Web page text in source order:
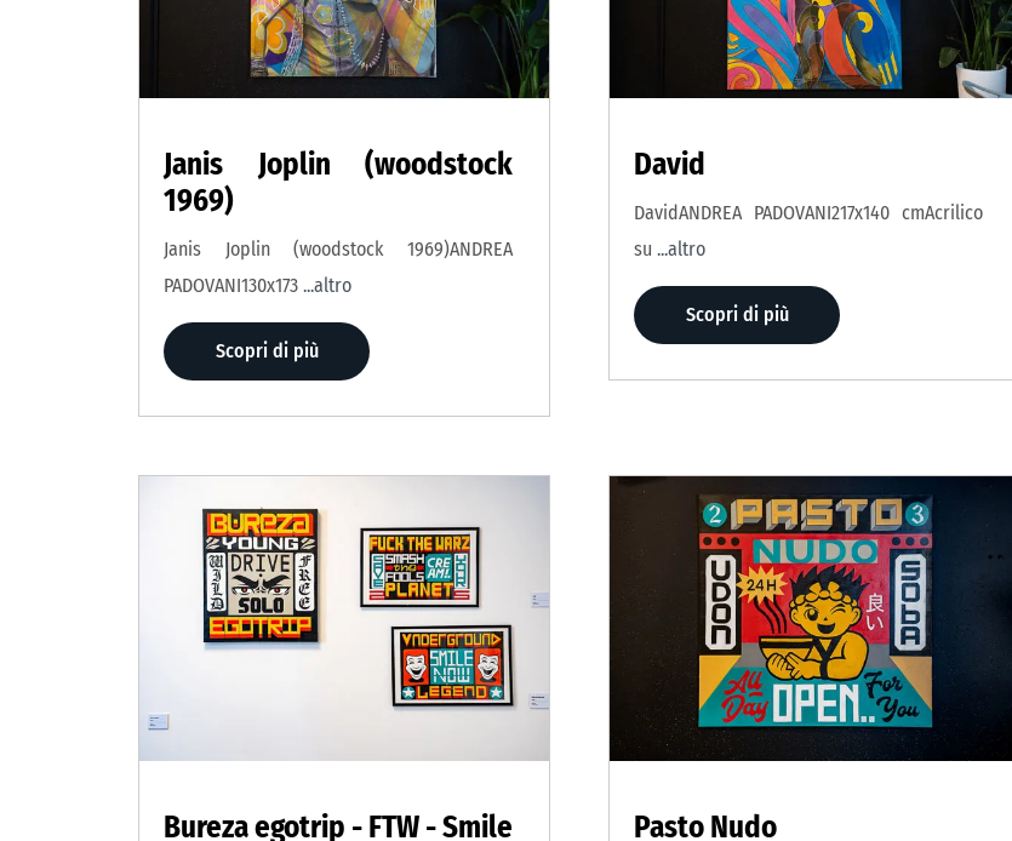
Janis Joplin (woodstock
1969)
Janis Joplin (woodstock 1969)ANDREA
PADOVANI130x173 ...altro
David
DavidANDREA PADOVANI217x140 cmAcrilico
su ...altro
Bureza egotrip - FTW - Smile
Pasto Nudo